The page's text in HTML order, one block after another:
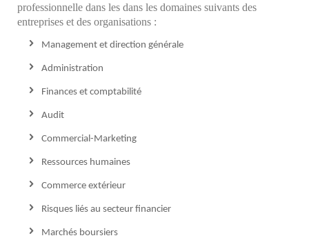
professionnelle dans les dans les domaines suivants des
entreprises et des organisations :
Management et direction générale
Administration
Finances et comptabilité
Audit
Commercial-Marketing
Ressources humaines
Commerce extérieur
Risques liés au secteur financier
Marchés boursiers